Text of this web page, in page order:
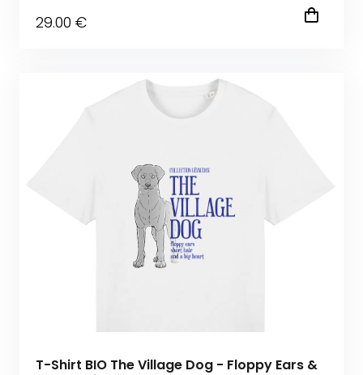
29.00 €
T-Shirt BIO The Village Dog - Floppy Ears &